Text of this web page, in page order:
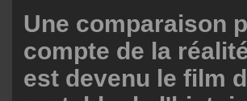
Une comparaison
compte de la
est devenu le film